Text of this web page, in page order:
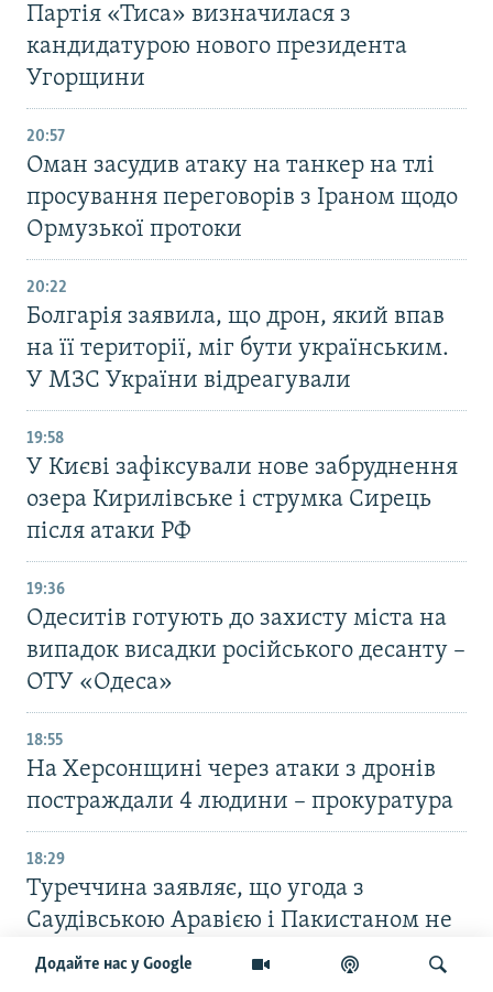
Додайте нас у Google
Партія «Тиса» визначилася з
кандидатурою нового президента
Угорщини
20:57
Оман засудив атаку на танкер на тлі
просування переговорів з Іраном щодо
Ормузької протоки
20:22
Болгарія заявила, що дрон, який впав
на її території, міг бути українським.
У МЗС України відреагували
19:58
У Києві зафіксували нове забруднення
озера Кирилівське і струмка Сирець
після атаки РФ
19:36
Одеситів готують до захисту міста на
випадок висадки російського десанту –
ОТУ «Одеса»
18:55
На Херсонщині через атаки з дронів
постраждали 4 людини – прокуратура
18:29
Туреччина заявляє, що угода з
Саудівською Аравією і Пакистаном не
суперечить її зобов’язанням перед